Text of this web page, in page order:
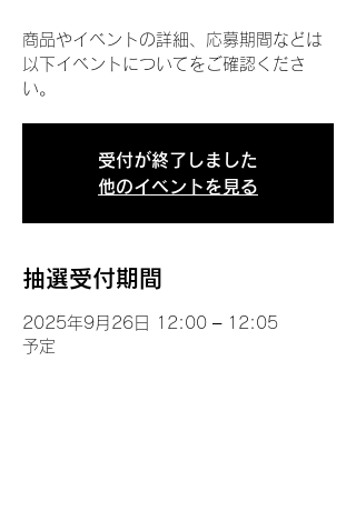
商品やイベントの詳細、応募期間などは
以下イベントについてをご確認くださ
い。
受付が終了しました
他のイベントを見る
抽選受付期間
2025年9月26日 12:00 – 12:05
予定